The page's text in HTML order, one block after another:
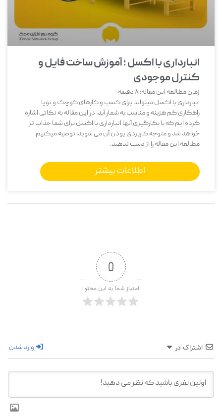
انبارداری با اکسل ؛ آموزش ساخت فایل و
کنترل موجودی
زمان مطالعه این مقاله:8دقیقه
انبارداری با اکسل میتواند برای کسب و کارهای کوچک و نوپا
راهکاری کم هزینه و مناسب به شمار آید. در این مقاله به نکاتی اشاره
کرده ایم که با بکارگیری آنها انبارداری با اکسل برای شما جذاب تر
خواهد شد و متوجه کاربردی یودن آن می شوید. توصیه میکنیم
مطالعه این مقاله را از دست ندهید.
اطلاعات بیشتر
0
امتیاز شما به این محتوا
اشتراک در وارد شدن